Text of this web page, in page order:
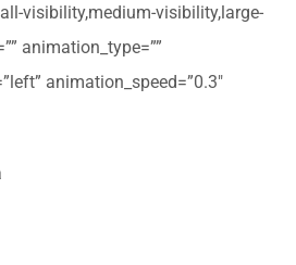
visibility,medium-visibility,large-
animation_type=””
animation_speed=”0.3″